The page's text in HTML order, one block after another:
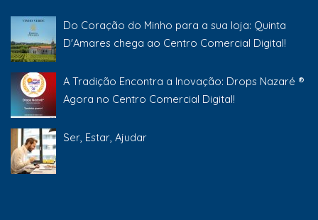
Do Coração do Minho para a sua loja: Quinta
D'Amares chega ao Centro Comercial Digital!
A Tradição Encontra a Inovação: Drops Nazaré ®
Agora no Centro Comercial Digital!
Ser, Estar, Ajudar